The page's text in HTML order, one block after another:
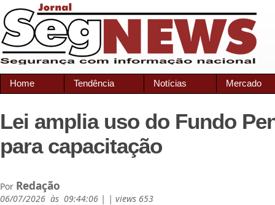
Home Tendência Notícias Mercado
Lei amplia uso do Fundo
para capacitação
Por Redação
06/07/2026 às 09:44:06 | | views 653